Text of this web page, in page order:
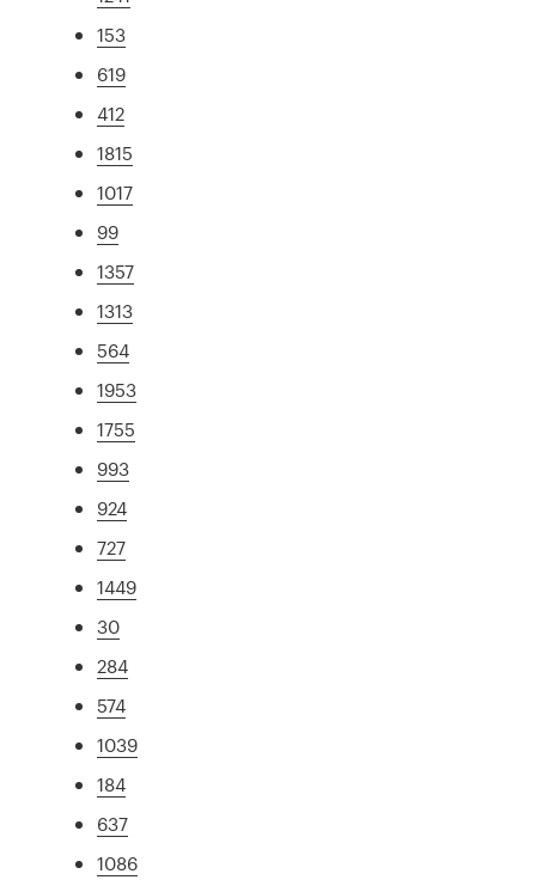
153
619
412
1815
1017
99
1357
1313
564
1953
1755
993
924
727
1449
30
284
574
1039
184
637
1086